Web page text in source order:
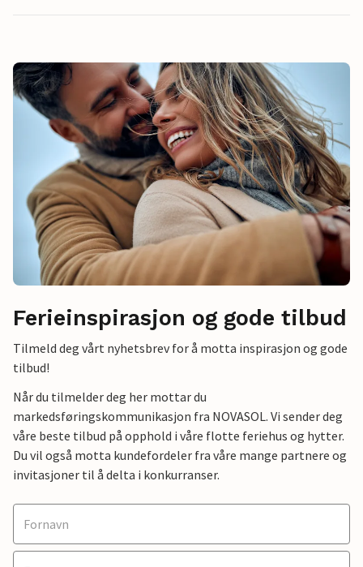
Ferieinspirasjon og gode tilbud
Tilmeld deg vårt nyhetsbrev for å motta inspirasjon og gode
tilbud!
Når du tilmelder deg her mottar du
markedsføringskommunikasjon fra NOVASOL. Vi sender deg
våre beste tilbud på opphold i våre flotte feriehus og hytter.
Du vil også motta kundefordeler fra våre mange partnere og
invitasjoner til å delta i konkurranser.